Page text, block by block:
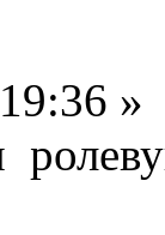
»